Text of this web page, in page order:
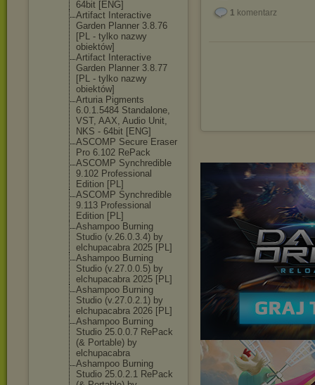
64bit [ENG]
Artifact Interactive
Garden Planner 3.8.76
[PL - tylko nazwy
obiektów]
Artifact Interactive
Garden Planner 3.8.77
[PL - tylko nazwy
obiektów]
Arturia Pigments
6.0.1.5484 Standalone,
VST, AAX, Audio Unit,
NKS - 64bit [ENG]
ASCOMP Secure Eraser
Pro 6.102 RePack
ASCOMP Synchredible
9.102 Professional
Edition [PL]
ASCOMP Synchredible
9.113 Professional
Edition [PL]
Ashampoo Burning
Studio (v.26.0.3.4) by
elchupacabra 2025 [PL]
Ashampoo Burning
Studio (v.27.0.0.5) by
elchupacabra 2025 [PL]
Ashampoo Burning
Studio (v.27.0.2.1) by
elchupacabra 2026 [PL]
Ashampoo Burning
Studio 25.0.0.7 RePack
(& Portable) by
elchupacabra
Ashampoo Burning
Studio 25.0.2.1 RePack
1 komentarz